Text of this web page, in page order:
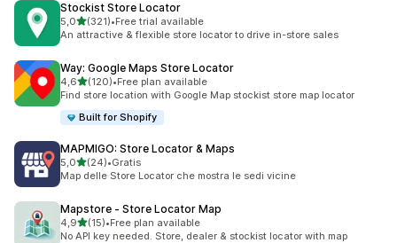
Stockist Store Locator
5,0stelle su 5
(321)
321 recensioni totali
•Free trial available
An attractive & flexible store locator to drive in-store sales
Way: Google Maps Store Locator
4,6stelle su 5
(120)
120 recensioni totali
•Free plan available
Find store location with Google Map stockist store map locator
Built for Shopify
MAPMIGO: Store Locator & Maps
5,0stelle su 5
(24)
24 recensioni totali
•Gratis
Map delle Store Locator che mostra le sedi vicine
Mapstore ‑ Store Locator Map
4,9stelle su 5
(15)
15 recensioni totali
•Free plan available
No API key needed. Store, dealer & stockist locator with map